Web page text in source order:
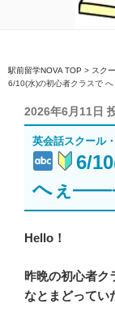
駅前留学NOVA TOP > スク
6/10(水)の初心者クラスで
投
稿
日:
2026年6月11日
英会話スクール
6/
へぇ
Hello！
昨晩の初心者ク
なとまどってい